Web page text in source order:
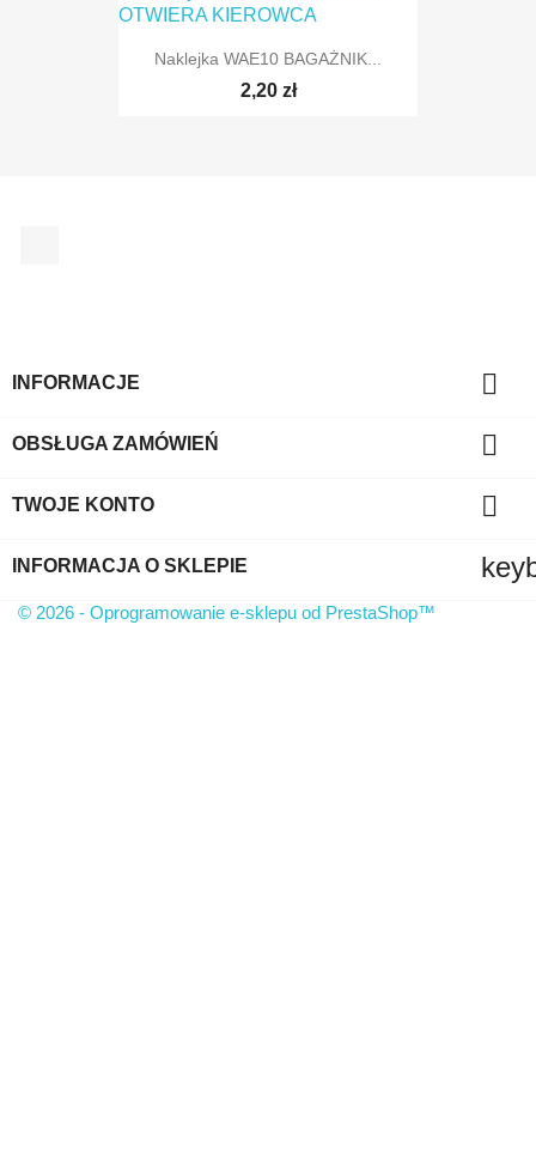
Naklejka WAE10 BAGAŻNIK...
2,20 zł
INFORMACJE 
OBSŁUGA ZAMÓWIEŃ 
TWOJE KONTO 
INFORMACJA O SKLEPIE
© 2026 - Oprogramowanie e-sklepu od PrestaShop™